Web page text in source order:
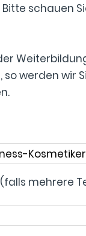
Bitte schauen
werden wir
mehrere